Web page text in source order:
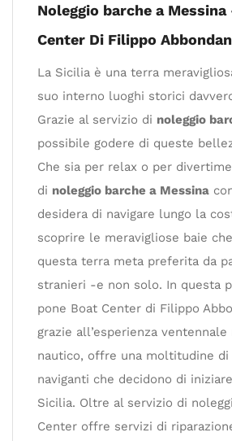
Noleggio barche a Messina
Center Di Filippo
La Sicilia è una terra
suo interno luoghi storici
Grazie al servizio di noleggio
possibile godere di queste
Che sia per relax o per
di noleggio barche a Messina
desidera di navigare lungo la
scoprire le meravigliose baie
questa terra meta preferita da
stranieri -e non solo. In questa
pone Boat Center di Filippo
grazie all’esperienza
nautico, offre una moltitudine di
naviganti che decidono di
Sicilia. Oltre al servizio di
Center offre servizi di